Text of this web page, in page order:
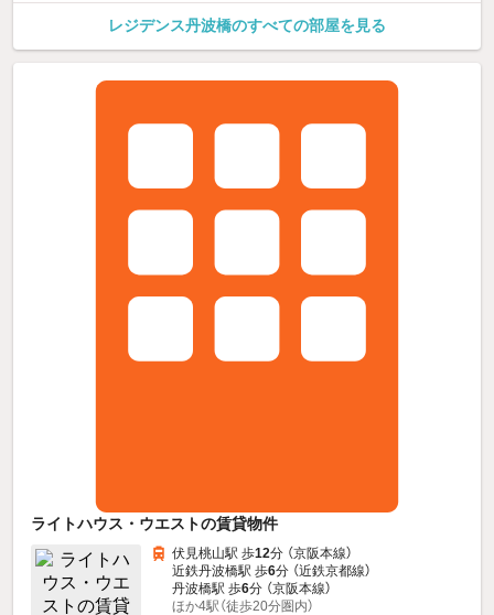
レジデンス丹波橋のすべての部屋を見る
ライトハウス・ウエストの賃貸物件
伏見桃山駅 歩12分 （京阪本線）
近鉄丹波橋駅 歩6分 （近鉄京都線）
丹波橋駅 歩6分 （京阪本線）
ほか4駅（徒歩20分圏内）